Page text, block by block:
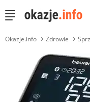
Okazje.info Zdrowie